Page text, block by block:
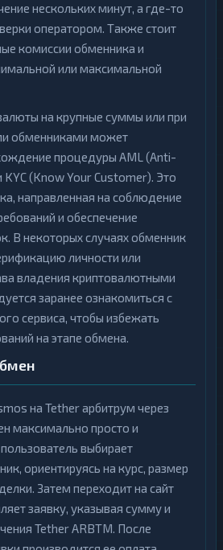
нескольких минут, а где-то
оператором. Также стоит
комиссии обменника и
или максимальной
на крупные суммы или при
обменниками может
процедуры AML (Anti-
(Know Your Customer). Это
направленная на соблюдение
и обеспечение
В некоторых случаях обменник
личности или
владения криптовалютными
заранее ознакомиться с
сервиса, чтобы избежать
на этапе обмена.
на Tether арбитрум через
максимально просто и
выбирает
ориентируясь на курс, размер
Затем переходит на сайт
заявку, указывая сумму и
Tether ARBTM. После